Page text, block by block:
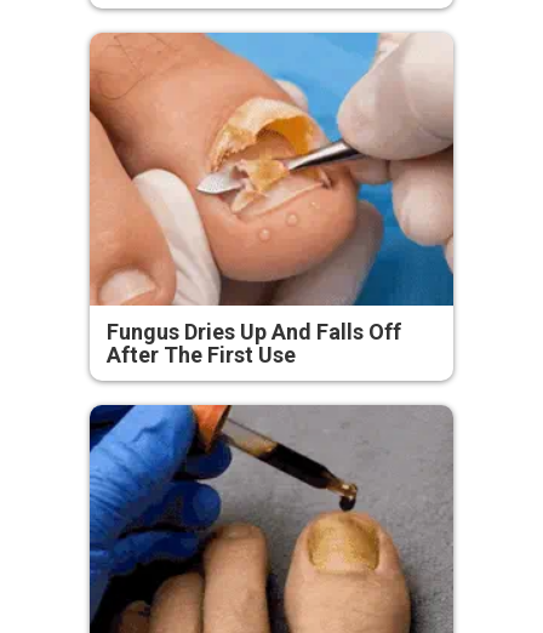
Fungus Dries Up And Falls Off
After The First Use